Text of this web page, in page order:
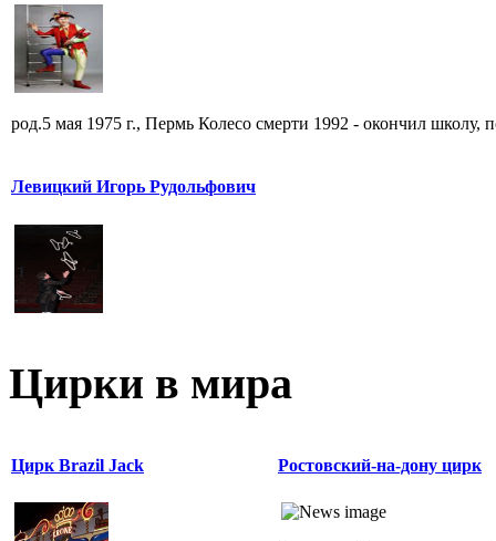
род.5 мая 1975 г., Пермь Колесо смерти 1992 - окончил школу,
Левицкий Игорь Рудольфович
Цирки в мира
Цирк Brazil Jack Ростовский-на-дону цирк